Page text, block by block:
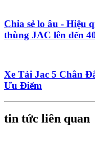
Chia sẻ lo âu - Hiệu
thùng JAC lên đến
Xe Tải Jac 5 Chân
Ưu Điểm
tin tức liên quan